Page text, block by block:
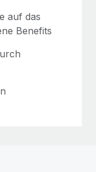
auf das
Benefits